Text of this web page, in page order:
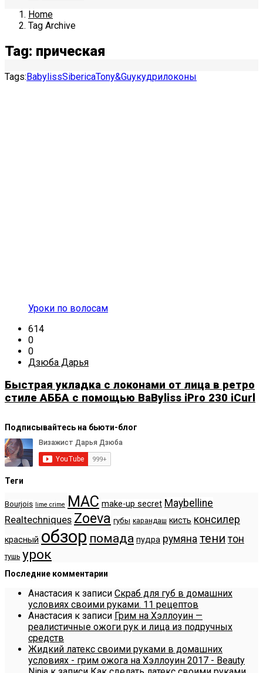
Home
Tag Archive
Tag: прическая
Tags:BabylissSibericaTony&Guyкудрилоконы
Уроки по волосам
614
0
0
Дзюба Дарья
Быстрая укладка с локонами от лица в ретро
стиле АББА с помощью BaByliss iPro 230 iCurl
Подписывайтесь на бьюти-блог
Теги
Bourjois lime crime MAC make-up secret Maybelline
Realtechniques Zoeva губы карандаш кисть консилер
красный обзор помада пудра румяна тени тон
тушь урок
Последние комментарии
Анастасия к записи Скраб для губ в домашних
условиях своими руками. 11 рецептов
Анастасия к записи Грим на Хэллоуин —
реалистичные ожоги рук и лица из подручных
средств
Жидкий латекс своими руками в домашних
условиях - грим ожога на Хэллоуин 2017 - Beauty